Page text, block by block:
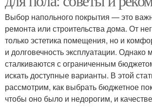
Выбор напольного покрытия — это
ремонта или строительства дома. От
только эстетика помещения, но и
и долговечность эксплуатации. Однако
сталкиваются с ограниченным
искать доступные варианты. В этой
рассмотрим, как выбрать бюджетное
чтобы оно было и недорогим, и